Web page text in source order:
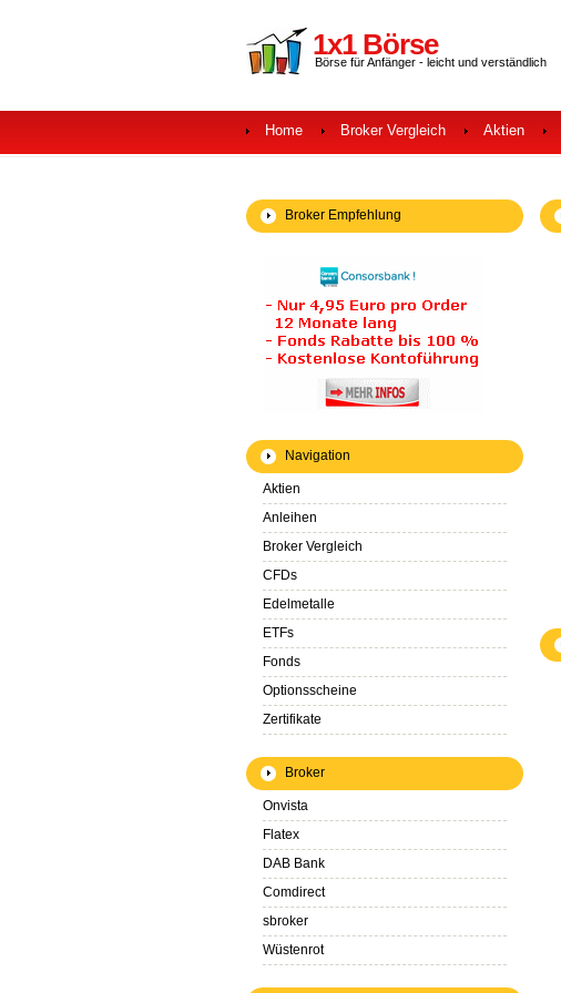
1x1 Börse
Börse für Anfänger - leicht und verständlich
Home Broker Vergleich Aktien
Broker Empfehlung
Navigation
Aktien
Anleihen
Broker Vergleich
CFDs
Edelmetalle
ETFs
Fonds
Optionsscheine
Zertifikate
Broker
Onvista
Flatex
DAB Bank
Comdirect
sbroker
Wüstenrot